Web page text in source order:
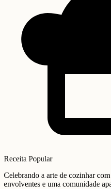
Receita Popular
Celebrando a arte de cozinhar
envolventes e uma comunidade